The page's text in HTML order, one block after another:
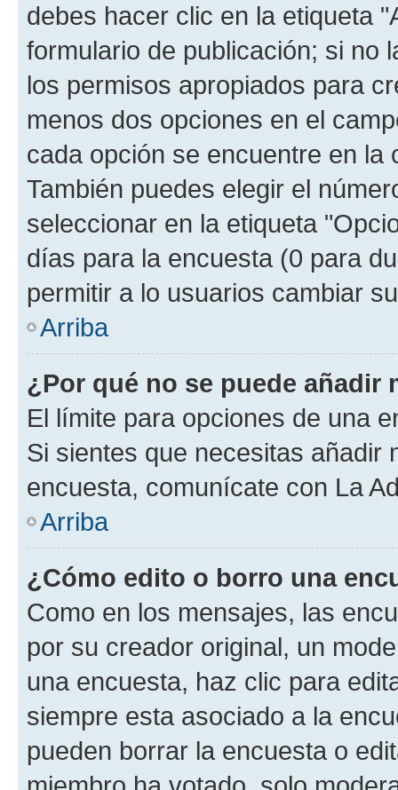
debes hacer clic en la etiqueta
formulario de publicación; si no
los permisos apropiados para
menos dos opciones en el
cada opción se encuentre en
También puedes elegir el
seleccionar en la etiqueta
días para la encuesta (0 para
permitir a lo usuarios cambiar
Arriba
¿Por qué no se puede añadir
El límite para opciones de una
Si sientes que necesitas añadir
encuesta, comunícate con La
Arriba
¿Cómo edito o borro una
Como en los mensajes, las
por su creador original, un
una encuesta, haz clic para
siempre esta asociado a la
pueden borrar la encuesta o